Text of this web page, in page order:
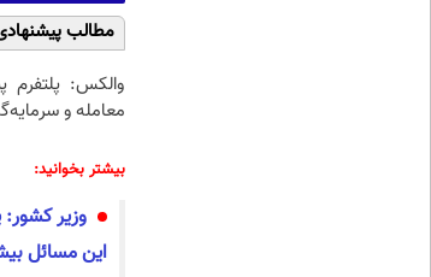
مطالب
والکس: پلتفرم
معامله و
بیشتر بخوانید:
وزیر
این مسائل